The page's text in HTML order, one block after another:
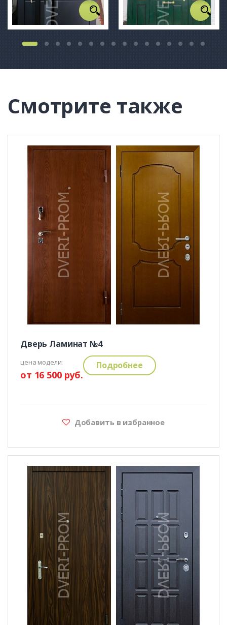
Смотрите также
Дверь Ламинат №4
цена модели:
от 16 500 руб.
Подробнее
Добавить в избранное